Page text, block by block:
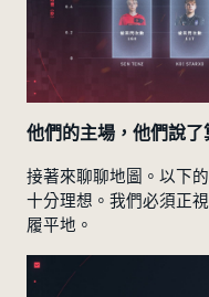
他們的主場，他們說了
接著來聊聊地圖。以下
十分理想。我們必須正
履平地。